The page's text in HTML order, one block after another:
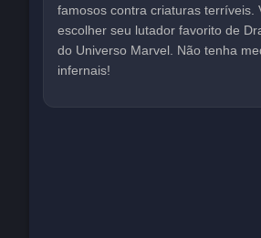
famosos contra criaturas terríveis.
escolher seu lutador favorito de
do Universo Marvel. Não tenha
infernais!